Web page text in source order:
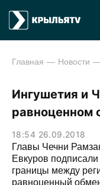
Главная Новости
Ингушетия и
равноценном
18:54 26.09.2018
Главы Чечни
Евкуров
границы между
равноценный